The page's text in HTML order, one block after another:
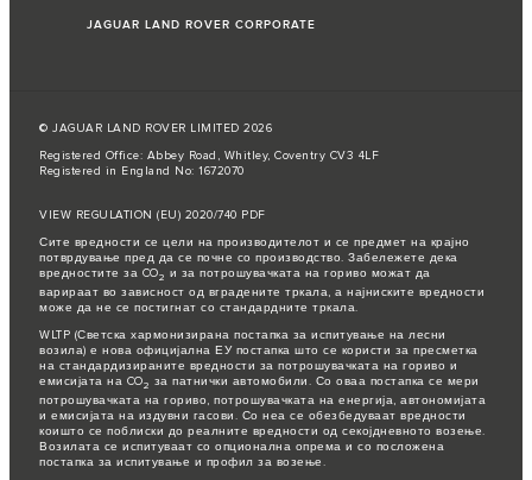
JAGUAR LAND ROVER CORPORATE
© JAGUAR LAND ROVER LIMITED 2026
Registered Office: Abbey Road, Whitley, Coventry CV3 4LF
Registered in England No: 1672070
VIEW REGULATION (EU) 2020/740 PDF
Сите вредности се цели на производителот и се предмет на крајно
потврдување пред да се почне со производство. Забележете дека
вредностите за CO2 и за потрошувачката на гориво можат да
варираат во зависност од вградените тркала, а најниските вредности
може да не се постигнат со стандардните тркала.
WLTP (Светска хармонизирана постапка за испитување на лесни
возила) е нова официјална ЕУ постапка што се користи за пресметка
на стандардизираните вредности за потрошувачката на гориво и
емисијата на CO2 за патнички автомобили. Со оваа постапка се мери
потрошувачката на гориво, потрошувачката на енергија, автономијата
и емисијата на издувни гасови. Со неа се обезбедуваат вредности
коишто се поблиски до реалните вредности од секојдневното возење.
Возилата се испитуваат со опционална опрема и со посложена
постапка за испитување и профил за возење.